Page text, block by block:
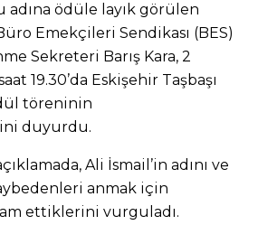
ödüle layık görülen
Emekçileri Sendikası (BES)
Sekreteri Barış Kara, 2
19.30’da Eskişehir Taşbaşı
töreninin
duyurdu.
Ali İsmail’in adını ve
anmak için
ettiklerini vurguladı.